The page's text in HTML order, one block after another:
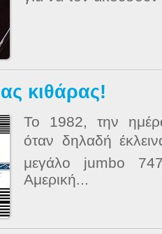
κιθάρας!
Το 1982, την
όταν δηλαδή
μεγάλο jumbo
Αμερική...